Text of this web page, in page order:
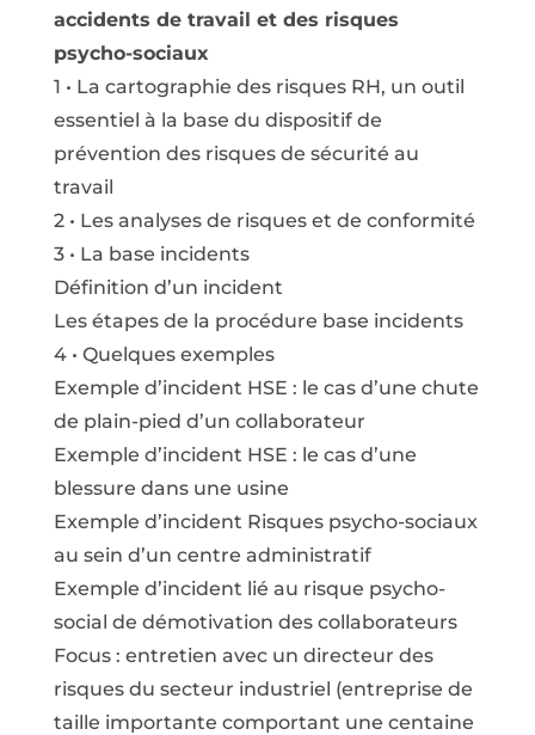
accidents de travail et des risques
psycho-sociaux
1 • La cartographie des risques RH, un outil
essentiel à la base du dispositif de
prévention des risques de sécurité au
travail
2 • Les analyses de risques et de conformité
3 • La base incidents
Définition d’un incident
Les étapes de la procédure base incidents
4 • Quelques exemples
Exemple d’incident HSE : le cas d’une chute
de plain-pied d’un collaborateur
Exemple d’incident HSE : le cas d’une
blessure dans une usine
Exemple d’incident Risques psycho-sociaux
au sein d’un centre administratif
Exemple d’incident lié au risque psycho-
social de démotivation des collaborateurs
Focus : entretien avec un directeur des
risques du secteur industriel (entreprise de
taille importante comportant une centaine